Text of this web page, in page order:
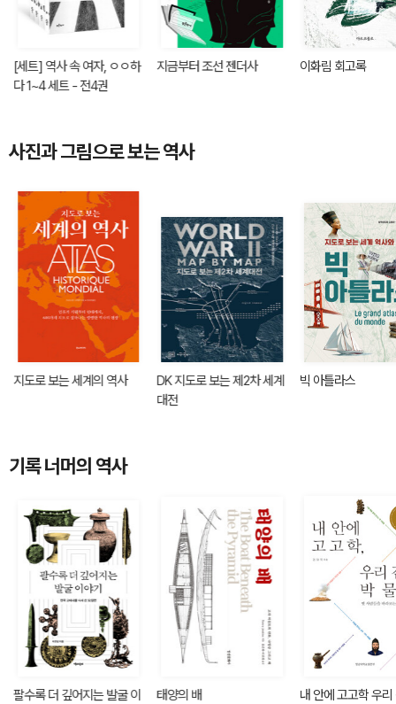
[세트] 역사 속 여자, ㅇㅇ하
다 1~4 세트 - 전4권
지금부터 조선 젠더사 이화림 회고록
사진과 그림으로 보는 역사
지도로 보는 세계의 역사
DK 지도로 보는 제2차 세계
대전
빅 아틀라스
기록 너머의 역사
팔수록 더 깊어지는 발굴 이
태양의 배
내 안에 고고학 우